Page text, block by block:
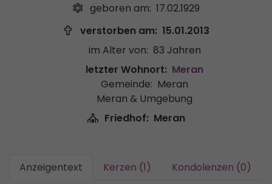
geboren am: 17.02.1929
verstorben am: 15.01.2013
im Alter von: 83 Jahren
letzter Wohnort: Meran
Gemeinde: Meran
Meran & Umgebung
Friedhof: Meran
Anzeigentext Kerzen (1) Kondolenzen (0)